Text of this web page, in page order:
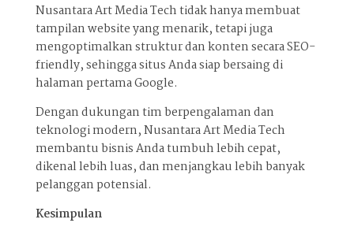
Nusantara Art Media Tech tidak hanya membuat
tampilan website yang menarik, tetapi juga
mengoptimalkan struktur dan konten secara SEO-
friendly, sehingga situs Anda siap bersaing di
halaman pertama Google.
Dengan dukungan tim berpengalaman dan
teknologi modern, Nusantara Art Media Tech
membantu bisnis Anda tumbuh lebih cepat,
dikenal lebih luas, dan menjangkau lebih banyak
pelanggan potensial.
Kesimpulan